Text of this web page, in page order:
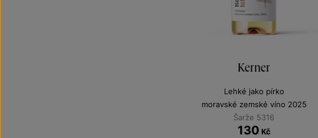
Kerner
Lehké jako pírko
moravské zemské víno 2025
Šarže 5316
130 Kč